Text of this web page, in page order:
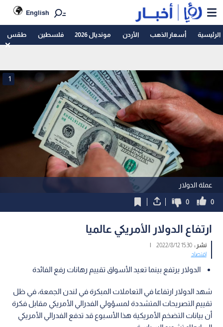
English
الرئيسية أسعار الذهب الأردن مونديال 2026 فلسطين طقس
عملة الدولار
1
0
0
ارتفاع الدولار الأمريكي عالميا
نشر :15:30 2022/8/12
|
اقتصاد
الدولار يرتفع بينما تعيد الأسواق تقييم رهانات رفع الفائدة
شهد الدولار ارتفاعا في التعاملات المبكرة في لندن الجمعة، في ظل
تقييم التصريحات المتشددة لمسؤولي الفدرالي الأمريكي مقابل فكرة
أن بيانات التضخم الأمريكية هذا الأسبوع قد تدفع الفدرالي الأمريكي